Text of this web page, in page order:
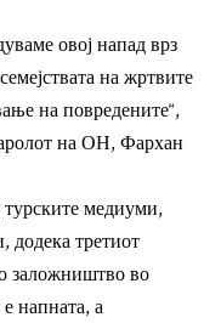
овој напад врз
на жртвите
на повредените“,
на ОН, Фархан
медиуми,
додека третиот
заложништво во
напната, а